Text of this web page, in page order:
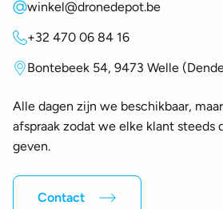
winkel@dronedepot.be
+32 470 06 84 16
Bontebeek 54, 9473 Welle
Alle dagen zijn we beschikbaar,
afspraak zodat we elke klant steeds
geven.
Contact